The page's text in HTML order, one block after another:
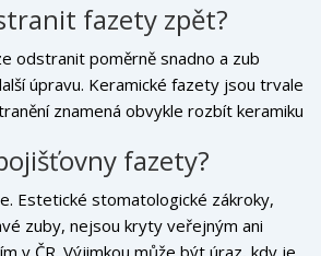
fazety zpět?
odstranit poměrně snadno a zub
úpravu. Keramické fazety jsou trvale
znamená obvykle rozbít keramiku
jako u kompozitu.
fazety?
Estetické stomatologické zákroky,
zuby, nejsou kryty veřejným ani